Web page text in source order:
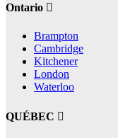
Ontario
Brampton
Cambridge
Kitchener
London
Waterloo
QUÉBEC